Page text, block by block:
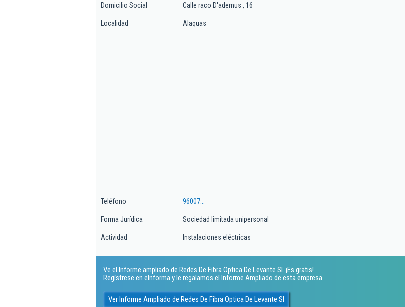
Domicilio Social Calle raco D'ademus , 16
Localidad Alaquas
Teléfono 96007...
Forma Jurídica Sociedad limitada unipersonal
Actividad Instalaciones eléctricas
Ve el Informe ampliado de Redes De Fibra Optica De Levante Sl. ¡Es gratis!
Regístrese en eInforma y le regalamos el Informe Ampliado de esta empresa
Ver Informe Ampliado de Redes De Fibra Optica De Levante Sl